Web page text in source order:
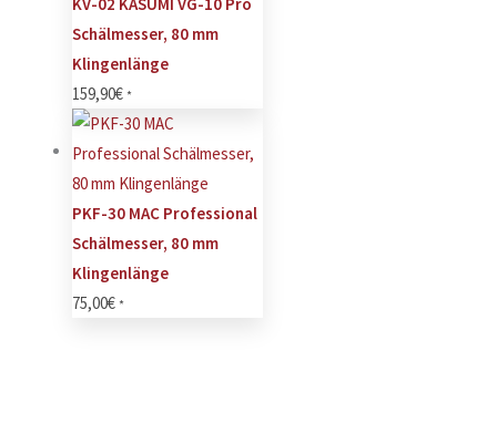
Schälmesser, 80 mm
Klingenlänge
159,90€ *
PKF-30 MAC Professional
Schälmesser, 80 mm
Klingenlänge
75,00€ *